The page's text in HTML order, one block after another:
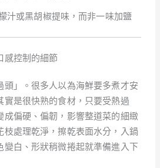
汁或黑胡椒提味，而非一味加鹽
感控制的細節
頭」。很多人以為海鮮要多煮才安
實是很快熟的食材，只要受熱過
成偏硬、偏韌，影響整道菜的細緻
枝處理乾淨，擦乾表面水分，入鍋
變白、形狀稍微捲起就準備進入下